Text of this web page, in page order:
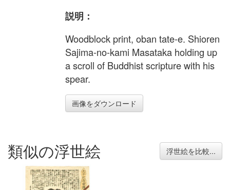
説明：
Woodblock print, oban tate-e. Shioren
Sajima-no-kami Masataka holding up
a scroll of Buddhist scripture with his
spear.
画像をダウンロード
類似の浮世絵 浮世絵を比較...